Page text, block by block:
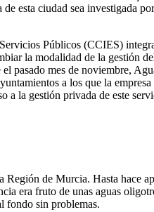
esta ciudad sea investigada
Públicos (CCIES)
la modalidad de la gestión
pasado mes de noviembre,
a los que la
a la gestión privada de este
de Murcia. Hasta hace
era fruto de unas aguas
fondo sin problemas.